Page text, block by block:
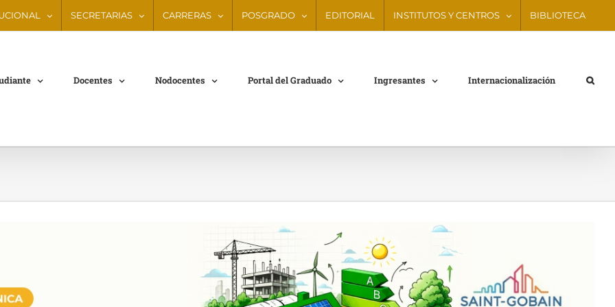
SECRETARIAS CARRERAS POSGRADO EDITORIAL INSTITUTOS Y CENTROS BIBLIOTECA
Docentes Nodocentes Portal del Graduado Ingresantes Internacionalización